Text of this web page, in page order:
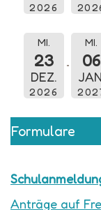
2026
MI.
23
DEZ.
2026
MI.
06
Formulare
Anträge auf